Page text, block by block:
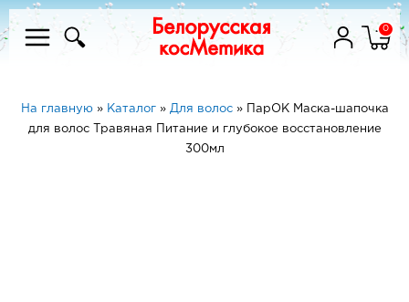
0
На главную» Каталог» Для волос»
ПарОК Маска-шапочка
для волос Травяная Питание и глубокое восстановление
300мл